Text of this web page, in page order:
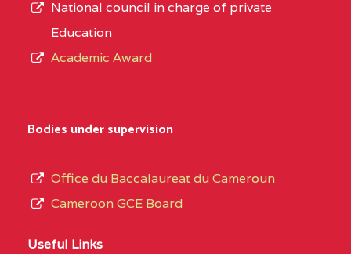
National council in charge of private
Education
Academic Award
Bodies under supervision
Office du Baccalaureat du Cameroun
Cameroon GCE Board
Useful Links